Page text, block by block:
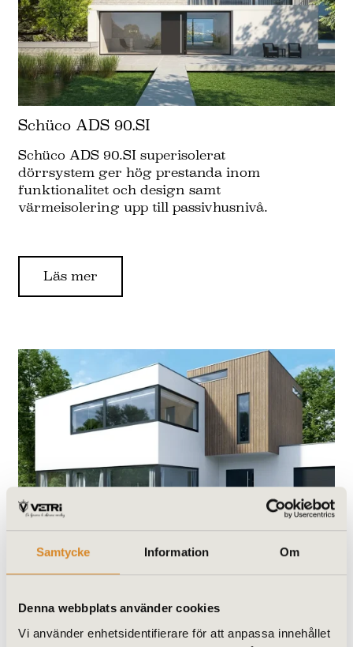
Samtycke Information Om
Denna webbplats använder cookies
Vi använder enhetsidentifierare för att anpassa innehållet
Schüco ADS 90.SI
Schüco ADS 90.SI superisolerat
dörrsystem ger hög prestanda inom
funktionalitet och design samt
värmeisolering upp till passivhusnivå.
Läs mer
Dörr- och väggkonstruktion för
rökskyddstillämpningar i brandklass
EI30 eller EI60.